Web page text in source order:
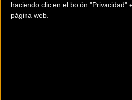
haciendo clic en el botón "Privacidad"
página web.
4 de Febrero. Sant Joan de Mediona
Modalidad: (XCM o XCC)